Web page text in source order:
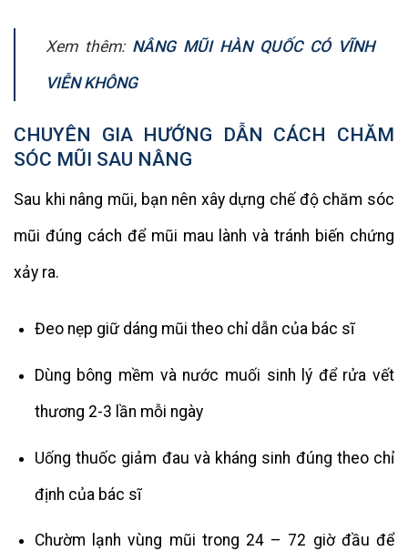
Xem thêm: NÂNG MŨI HÀN QUỐC CÓ VĨNH
VIỄN KHÔNG
CHUYÊN GIA HƯỚNG DẪN CÁCH CHĂM
SÓC MŨI SAU NÂNG
Sau khi nâng mũi, bạn nên xây dựng chế độ chăm sóc
mũi đúng cách để mũi mau lành và tránh biến chứng
xảy ra.
Đeo nẹp giữ dáng mũi theo chỉ dẫn của bác sĩ
Dùng bông mềm và nước muối sinh lý để rửa vết
thương 2-3 lần mỗi ngày
Uống thuốc giảm đau và kháng sinh đúng theo chỉ
định của bác sĩ
Chườm lạnh vùng mũi trong 24 – 72 giờ đầu để